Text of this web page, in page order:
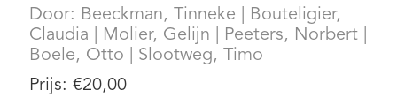
Door: Beeckman, Tinneke
Bouteligier,
Claudia
Molier, Gelijn Peeters, Norbert
Boele, Otto
Slootweg, Timo
Prijs: €20,00